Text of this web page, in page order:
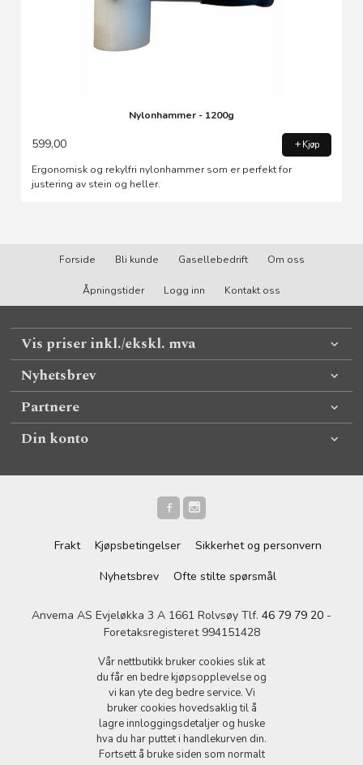
Nylonhammer - 1200g
599,00 Kjøp
Ergonomisk og rekylfri nylonhammer som er perfekt for
justering av stein og heller.
Forside Bli kunde Gasellebedrift Om oss
Åpningstider Logg inn Kontakt oss
Vis priser inkl./ekskl. mva
Nyhetsbrev
Partnere
Din konto
Frakt Kjøpsbetingelser
Sikkerhet og personvern
Nyhetsbrev
Ofte stilte spørsmål
Anvema AS Evjeløkka 3 A 1661 Rolvsøy Tlf. 46 79 79 20 -
Foretaksregisteret 994151428
Vår nettbutikk bruker cookies slik at
du får en bedre kjøpsopplevelse og
vi kan yte deg bedre service. Vi
bruker cookies hovedsaklig til å
lagre innloggingsdetaljer og huske
hva du har puttet i handlekurven din.
Fortsett å bruke siden som normalt